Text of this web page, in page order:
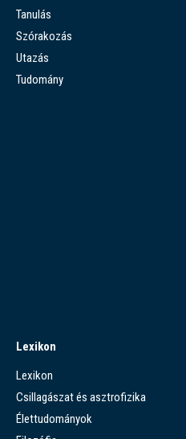
Tanulás
Szórakozás
Utazás
Tudomány
Lexikon
Lexikon
Csillagászat és asztrofizika
Élettudományok